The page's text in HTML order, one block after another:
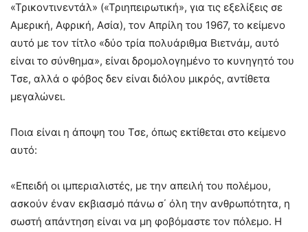
«Τρικοντινεντάλ» («Τριηπειρωτική», για τις εξελίξεις σε
Αμερική, Αφρική, Ασία), τον Απρίλη του 1967, το κείμενο
αυτό με τον τίτλο «δύο τρία πολυάριθμα Βιετνάμ, αυτό
είναι το σύνθημα», είναι δρομολογημένο το κυνηγητό του
Τσε, αλλά ο φόβος δεν είναι διόλου μικρός, αντίθετα
μεγαλώνει.
Ποια είναι η άποψη του Τσε, όπως εκτίθεται στο κείμενο
αυτό:
«Επειδή οι ιμπεριαλιστές, με την απειλή του πολέμου,
ασκούν έναν εκβιασμό πάνω σ΄ όλη την ανθρωπότητα, η
σωστή απάντηση είναι να μη φοβόμαστε τον πόλεμο. Η